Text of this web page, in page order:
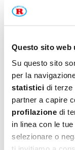
Questo sito web
Su questo sito
per la
statistici di terze
partner a capire
profilazione di
in linea con le
selezionare o
La confezione
Indietro